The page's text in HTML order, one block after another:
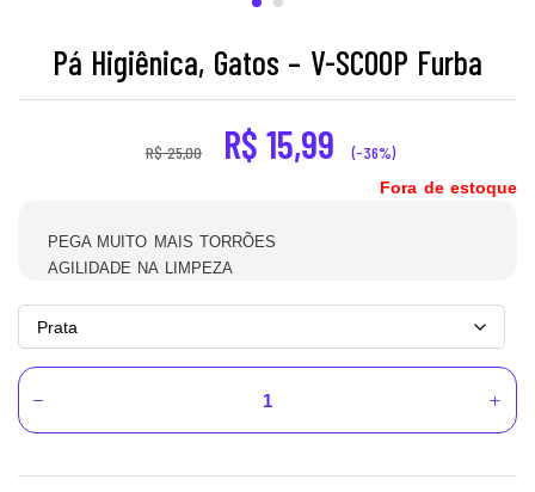
Pá Higiênica, Gatos – V-SCOOP Furba
R$25,00 R$ 15,99 (-36%)
Fora de estoque
PEGA MUITO MAIS TORRÕES
AGILIDADE NA LIMPEZA